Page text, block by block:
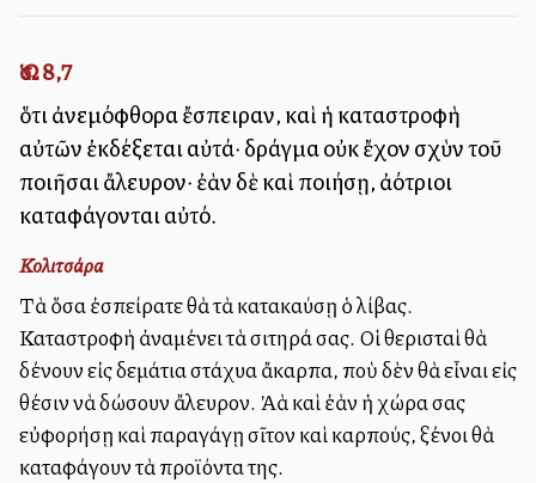
Ὡσ. 8,7
ὅτι ἀνεμόφθορα ἔσπειραν, καὶ ἡ καταστροφὴ
αὐτῶν ἐκδέξεται αὐτά· δράγμα οὐκ ἔχον ἰσχὺν τοῦ
ποιῆσαι ἄλευρον· ἐὰν δὲ καὶ ποιήσῃ, ἀλλότριοι
καταφάγονται αὐτό.
Κολιτσάρα
Τὰ ὅσα ἐσπείρατε θὰ τὰ κατακαύσῃ ὁ λίβας.
Καταστροφὴ ἀναμένει τὰ σιτηρά σας. Οἱ θερισταὶ θὰ
δένουν εἰς δεμάτια στάχυα ἄκαρπα, ποὺ δὲν θὰ εἶναι εἰς
θέσιν νὰ δώσουν ἄλευρον. Ἀλλὰ καὶ ἐὰν ἡ χώρα σας
εὐφορήσῃ καὶ παραγάγῃ σῖτον καὶ καρπούς, ξένοι θὰ
καταφάγουν τὰ προϊόντα της.